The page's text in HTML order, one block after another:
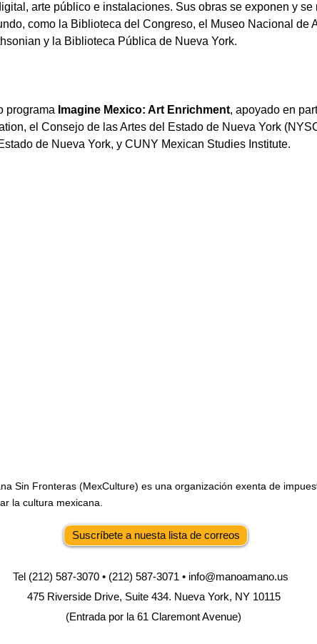
arte público e instalaciones. Sus obras se exponen y
como la Biblioteca del Congreso, el Museo Nacional de
y la Biblioteca Pública de Nueva York.
programa Imagine Mexico: Art Enrichment, apoyado en
el Consejo de las Artes del Estado de Nueva York
de Nueva York, y CUNY Mexican Studies Institute.
Sin Fronteras (MexCulture) es una organización exenta de
la cultura mexicana.
Suscríbete a nuesta lista de correos
Tel (212) 587-3070 • (212) 587-3071 • info@manoamano.us
475 Riverside Drive, Suite 434. Nueva York, NY 10115
(Entrada por la 61 Claremont Avenue)